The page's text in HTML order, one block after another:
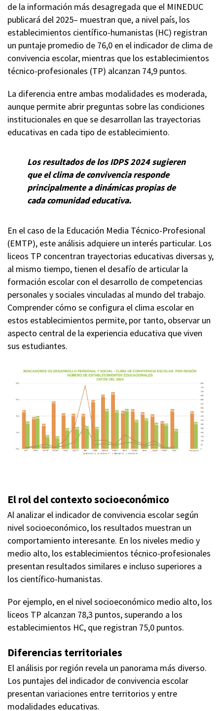
de la información más desagregada que el MINEDUC
publicará del 2025– muestran que, a nivel país, los
establecimientos científico-humanistas (HC) registran
un puntaje promedio de 76,0 en el indicador de clima de
convivencia escolar, mientras que los establecimientos
técnico-profesionales (TP) alcanzan 74,9 puntos.
La diferencia entre ambas modalidades es moderada,
aunque permite abrir preguntas sobre las condiciones
institucionales en que se desarrollan las trayectorias
educativas en cada tipo de establecimiento.
Los resultados de los IDPS 2024 sugieren
que el clima de convivencia responde
principalmente a dinámicas propias de
cada comunidad educativa.
En el caso de la Educación Media Técnico-Profesional
(EMTP), este análisis adquiere un interés particular. Los
liceos TP concentran trayectorias educativas diversas y,
al mismo tiempo, tienen el desafío de articular la
formación escolar con el desarrollo de competencias
personales y sociales vinculadas al mundo del trabajo.
Comprender cómo se configura el clima escolar en
estos establecimientos permite, por tanto, observar un
aspecto central de la experiencia educativa que viven
sus estudiantes.
El rol del contexto socioeconómico
Al analizar el indicador de convivencia escolar según
nivel socioeconómico, los resultados muestran un
comportamiento interesante. En los niveles medio y
medio alto, los establecimientos técnico-profesionales
presentan resultados similares e incluso superiores a
los científico-humanistas.
Por ejemplo, en el nivel socioeconómico medio alto, los
liceos TP alcanzan 78,3 puntos, superando a los
establecimientos HC, que registran 75,0 puntos.
Diferencias territoriales
El análisis por región revela un panorama más diverso.
Los puntajes del indicador de convivencia escolar
presentan variaciones entre territorios y entre
modalidades educativas.